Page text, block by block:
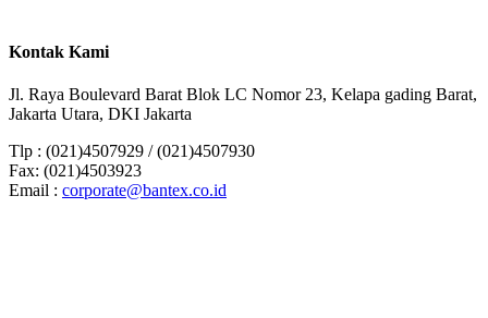
Kontak Kami
Jl. Raya Boulevard Barat Blok LC Nomor 23, Kelapa gading Barat,
Jakarta Utara, DKI Jakarta
Tlp : (021)4507929 / (021)4507930
Fax: (021)4503923
Email : corporate@bantex.co.id